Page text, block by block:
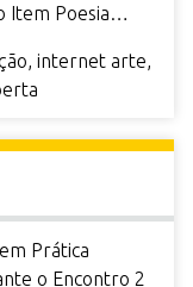
Item Poesia…
internet arte
Prática
o Encontro 2